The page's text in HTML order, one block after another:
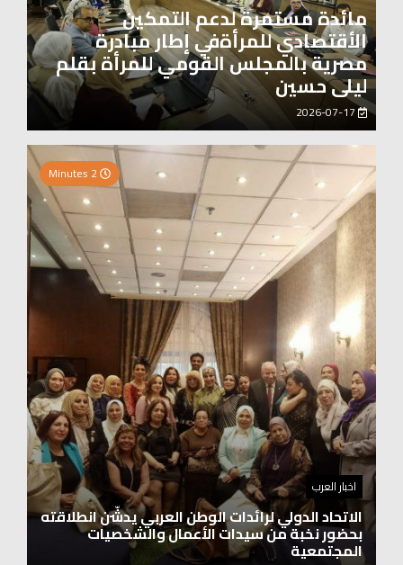
مائدة مستمرة لدعم التمكين
الأقتصادي للمرأةفي إطار مبادرة
مصرية بالمجلس القومي للمرأة بقلم
ليلى حسين
2026-07-17
اخبار العرب
اغنيتين وطنيتين جميلتين للفنان المايسترو ابراهيم
بركات